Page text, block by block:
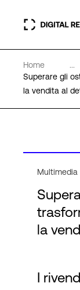
Data center
Chi Siamo
Home ...
Superare gli
la vendita al
Multimedia
la
I